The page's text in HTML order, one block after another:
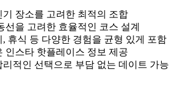
기 장소를 고려한 최적의 조합
선을 고려한 효율적인 코스 설계
, 휴식 등 다양한 경험을 균형 있게 포함
인스타 핫플레이스 정보 제공
리적인 선택으로 부담 없는 데이트 가능